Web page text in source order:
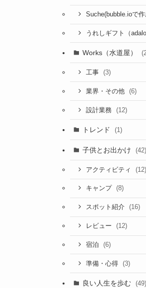
Suche(bubble.ioで
うれしギフト（
Works（水道屋）
工事 (3)
業界・その他 (6)
設計業務 (12)
トレンド (1)
子供とお出かけ (42)
アクティビティ (12)
キャンプ (8)
スポット紹介 (16)
レビュー (12)
宿泊 (6)
準備・心得 (3)
良い人生を歩む (49)